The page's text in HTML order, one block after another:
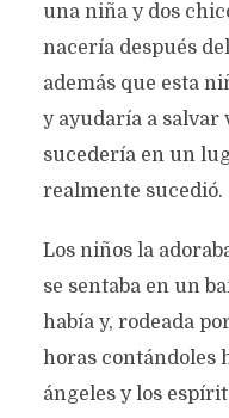
una niña y dos
nacería después
además que esta
y ayudaría a salvar
sucedería en un
realmente sucedió.
Los niños la
se sentaba en un
había y, rodeada
horas contándoles
ángeles y los